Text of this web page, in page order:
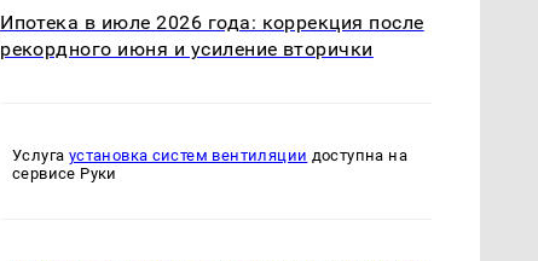
Ипотека в июле 2026 года: коррекция после
рекордного июня и усиление вторички
Услуга установка систем вентиляции доступна на
сервисе Руки